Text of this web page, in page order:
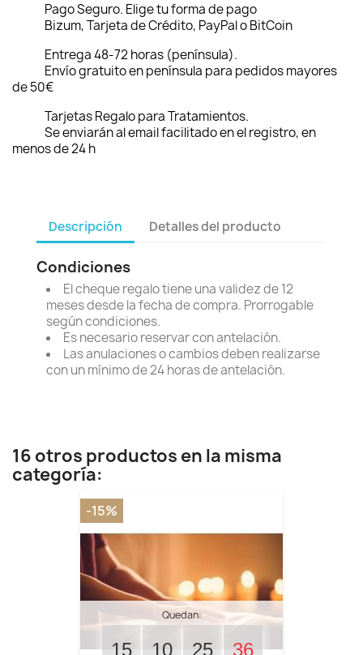
Pago Seguro. Elige tu forma de pago
Bizum, Tarjeta de Crédito, PayPal o BitCoin
Entrega 48-72 horas (península).
Envío gratuito en península para pedidos mayores
de 50€
Tarjetas Regalo para Tratamientos.
Se enviarán al email facilitado en el registro, en
menos de 24 h
Descripción Detalles del producto
Condiciones
El cheque regalo tiene una validez de 12
meses desde la fecha de compra. Prorrogable
según condiciones.
Es necesario reservar con antelación.
Las anulaciones o cambios deben realizarse
con un mínimo de 24 horas de antelación.
16 otros productos en la misma
categoría:
Quedan:
15 10 25 35
-15%